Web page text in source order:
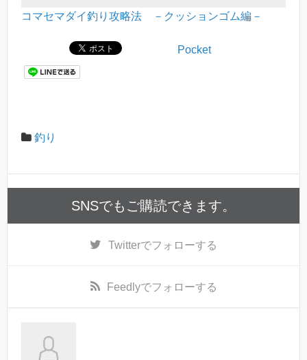
コマセマダイ釣り攻略法 －クッションゴム編－
Pocket
釣り
SNSでもご購読できます。
Twitterでフォローする
Feedlyでフォローする